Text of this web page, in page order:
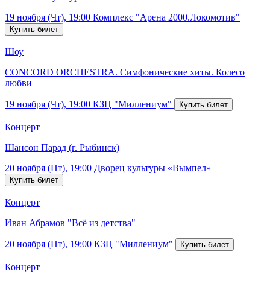
19 ноября (Чт), 19:00 Комплекс "Арена 2000.Локомотив"
Шоу
CONCORD ORCHESTRA. Симфонические хиты. Колесо
любви
19 ноября (Чт), 19:00 КЗЦ "Миллениум"
Концерт
Шансон Парад (г. Рыбинск)
20 ноября (Пт), 19:00 Дворец культуры «Вымпел»
Концерт
Иван Абрамов "Всё из детства"
20 ноября (Пт), 19:00 КЗЦ "Миллениум"
Концерт